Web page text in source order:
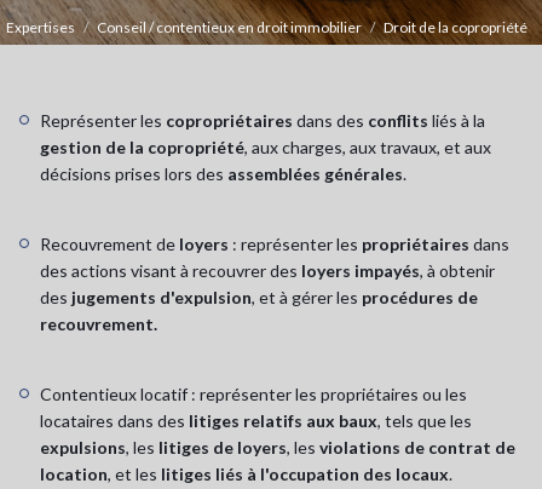
Expertises Conseil / contentieux en droit immobilier Droit de la copropriété
Représenter les copropriétaires dans des conflits liés à la
gestion de la copropriété, aux charges, aux travaux, et aux
décisions prises lors des assemblées générales.
Recouvrement de loyers : représenter les propriétaires dans
des actions visant à recouvrer des loyers impayés, à obtenir
des jugements d'expulsion, et à gérer les procédures de
recouvrement.
Contentieux locatif : représenter les propriétaires ou les
locataires dans des litiges relatifs aux baux, tels que les
expulsions, les litiges de loyers, les violations de contrat de
location, et les litiges liés à l'occupation des locaux.